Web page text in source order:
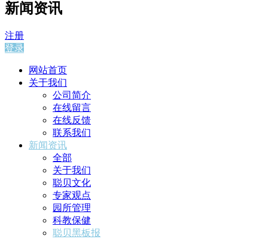
新闻资讯
注册
登录
网站首页
关于我们
公司简介
在线留言
在线反馈
联系我们
新闻资讯
全部
关于我们
聪贝文化
专家观点
园所管理
科教保健
聪贝黑板报